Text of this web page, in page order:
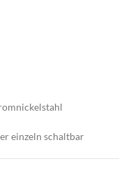
einzeln schaltbar